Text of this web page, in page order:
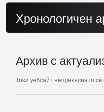
Хронологичен
Архив с
Този уебсайт непрекъснато